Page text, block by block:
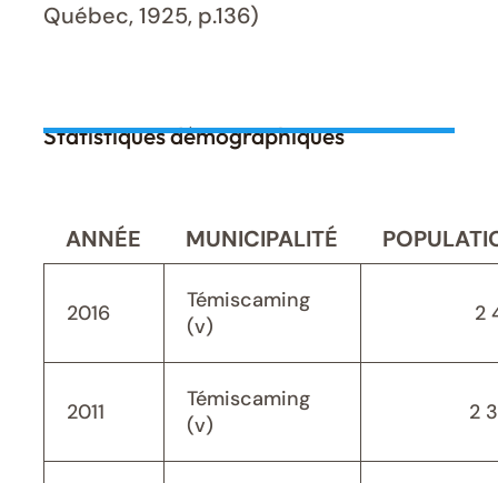
Québec, 1925, p.136)
Statistiques démographiques
ANNÉE MUNICIPALITÉ
2016
Témiscaming
(v)
2
2011
Témiscaming
(v)
2